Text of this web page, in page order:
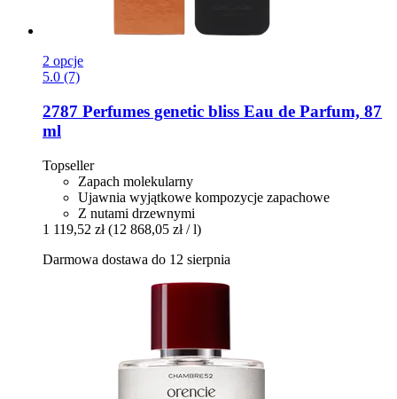
2 opcje
5.0 (7)
2787 Perfumes genetic bliss Eau de Parfum, 87
ml
Topseller
Zapach molekularny
Ujawnia wyjątkowe kompozycje zapachowe
Z nutami drzewnymi
1 119,52 zł (12 868,05 zł / l)
Darmowa dostawa do 12 sierpnia